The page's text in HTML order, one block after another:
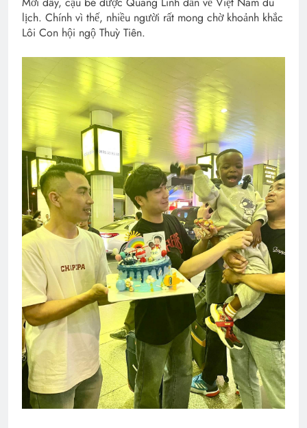
lịch. Chính vì thế, nhiều người rất mong chờ khoảnh khắc
Lôi Con hội ngộ Thuỳ Tiên.